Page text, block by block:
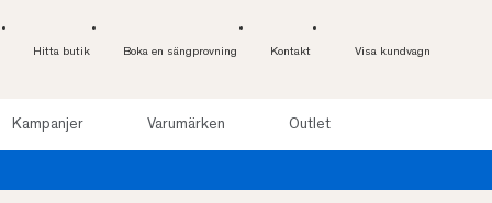
Hitta butik Boka en sängprovning Kontakt Visa kundvagn
Kampanjer Varumärken Outlet